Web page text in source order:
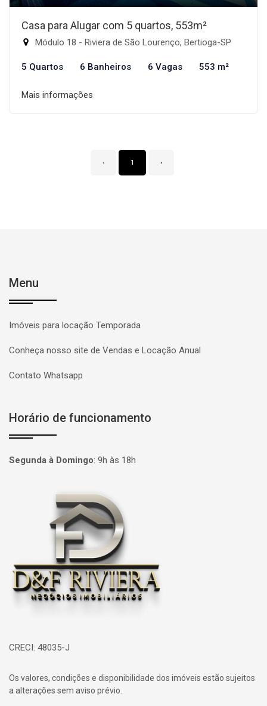
Casa para Alugar com 5 quartos, 553m²
Módulo 18 - Riviera de São Lourenço, Bertioga-SP
5 Quartos 6 Banheiros 6 Vagas 553 m²
Mais informações
‹ 1 ›
Menu
Imóveis para locação Temporada
Conheça nosso site de Vendas e Locação Anual
Contato Whatsapp
Horário de funcionamento
Segunda à Domingo: 9h às 18h
Página inicial
CRECI: 48035-J
Os valores, condições e disponibilidade dos imóveis estão sujeitos
a alterações sem aviso prévio.